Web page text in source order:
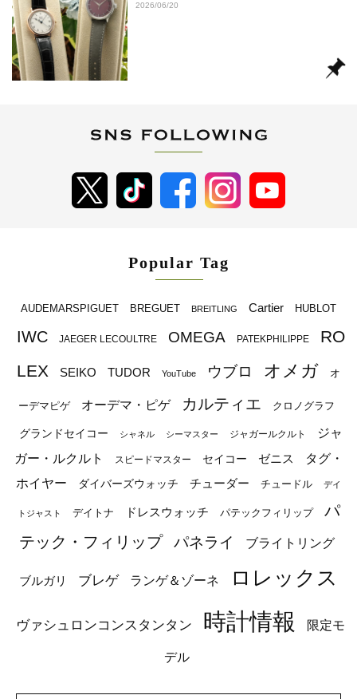
2026/06/20
Popular Tag
AUDEMARSPIGUET BREGUET BREITLING Cartier HUBLOT
IWC JAEGER LECOULTRE OMEGA PATEKPHILIPPE
RO
LEX
SEIKO TUDOR YouTube ウブロ オメガ オ
ーデマピゲ オーデマ・ピゲ カルティエ クロノグラフ
グランドセイコー シャネル シーマスター ジャガールクルト
ジャ
ガー・ルクルト
スピードマスター セイコー ゼニス
タグ・
ホイヤー
ダイバーズウォッチ チューダー チュードル デイ
トジャスト デイトナ ドレスウォッチ パテックフィリップ
パ
テック・フィリップ
パネライ ブライトリング
ブルガリ ブレゲ ランゲ＆ゾーネ ロレックス
ヴァシュロンコンスタンタン 時計情報 限定モ
デル